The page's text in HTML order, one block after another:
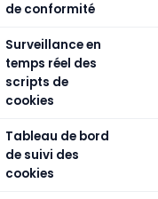
de conformité
Surveillance en
temps réel des
scripts de
cookies
Tableau de bord
de suivi des
cookies